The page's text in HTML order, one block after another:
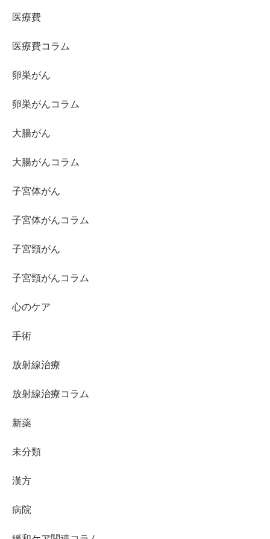
医療費
医療費コラム
卵巣がん
卵巣がんコラム
大腸がん
大腸がんコラム
子宮体がん
子宮体がんコラム
子宮頸がん
子宮頸がんコラム
心のケア
手術
放射線治療
放射線治療コラム
新薬
未分類
漢方
病院